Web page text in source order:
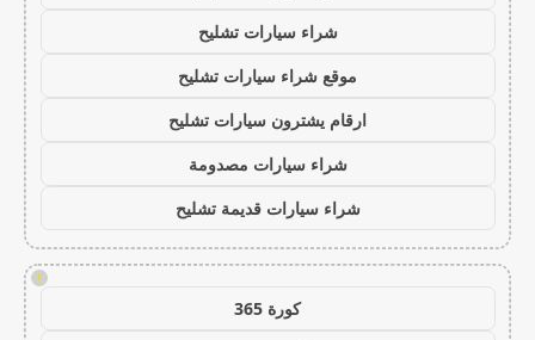
شراء سيارات تشليح
موقع شراء سيارات تشليح
ارقام يشترون سيارات تشليح
شراء سيارات مصدومة
شراء سيارات قديمة تشليح
!
كورة 365